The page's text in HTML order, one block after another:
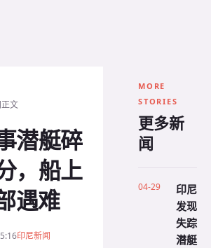
文
潜艇碎
，船上
遇难
印尼新闻
MORE
STORIES
更多新
闻
04-29
印尼
发现
失踪
潜艇